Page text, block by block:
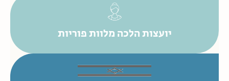
יועצות הלכה מלוות פוריות